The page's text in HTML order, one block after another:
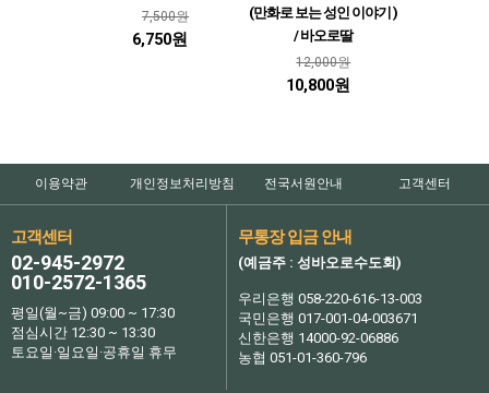
7,500원
6,750원
(만화로 보는 성인 이야기 )
/ 바오로딸
12,000원
10,800원
이용약관 개인정보처리방침 전국서원안내 고객센터
고객센터
02-945-2972
010-2572-1365
평일(월~금) 09:00 ~ 17:30
점심시간 12:30 ~ 13:30
토요일·일요일·공휴일 휴무
무통장 입금 안내
(예금주 : 성바오로수도회)
우리은행 058-220-616-13-003
국민은행 017-001-04-003671
신한은행 14000-92-06886
농협 051-01-360-796